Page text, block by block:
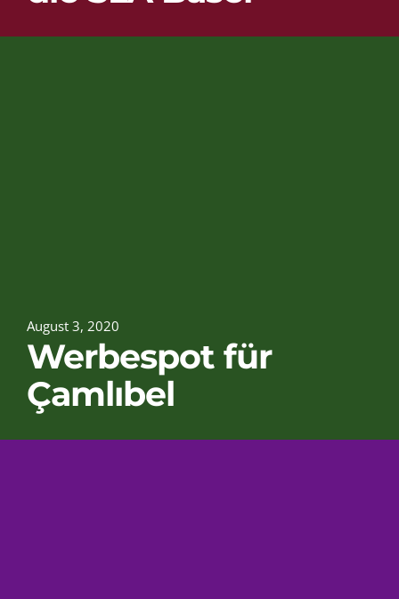
August 3, 2020
Werbespot für
Çamlıbel